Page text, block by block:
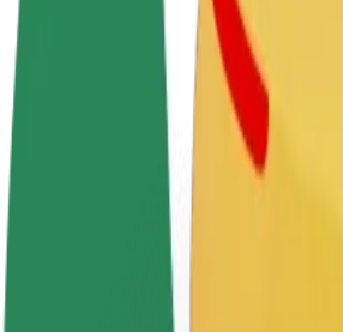
Preguntas frecuentes
Colaborar como conductor
Gana dinero colaborando
Colaborar
Reparte
Cómo ir de "Daugavpils